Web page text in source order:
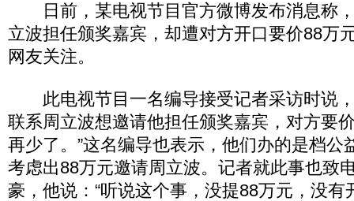
日前，某电视节目官方微博发布消息称
立波担任颁奖嘉宾，却遭对方开口要价88万
网友关注。
此电视节目一名编导接受记者采访时说，
联系周立波想邀请他担任颁奖嘉宾，对方要
再少了。”这名编导也表示，他们办的是档公
考虑出88万元邀请周立波。记者就此事也致
豪，他说：“听说这个事，没提88万元，没有